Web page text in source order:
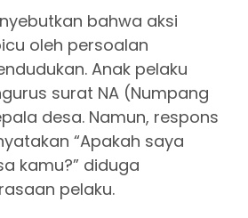
bahwa aksi
oleh persoalan
Anak pelaku
surat NA (Numpang
desa. Namun, respons
“Apakah saya
kamu?” diduga
pelaku.